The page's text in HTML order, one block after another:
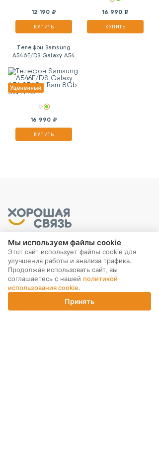
12 190 ₽
КУПИТЬ
16 990 ₽
КУПИТЬ
Телефон Samsung
A546E/DS Galaxy A54
Lime
16 990 ₽
КУПИТЬ
Корзина
МЫ В СОЦ. СЕТЯХ
Мы используем файлы cookie
Этот сайт использует файлы cookie для
улучшения работы и анализа трафика.
Продолжая использовать сайт, вы
соглашаетесь с нашей политикой
использования cookie.
Принять